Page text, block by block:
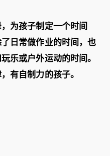
为孩子制定一个时间
日常做作业的时间，也
乐或户外运动的时间。
有自制力的孩子。